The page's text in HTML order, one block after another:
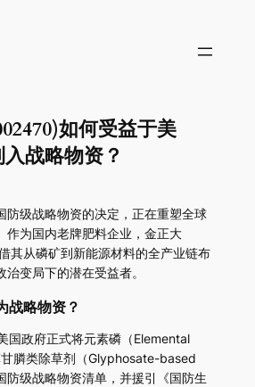
如何受益于美
战略物资？
防级战略物资的决定，正在重塑全球
作为国内老牌肥料企业，金正大
其从磷矿到新能源材料的全产业链布
变局下的潜在受益者。
战略物资？
国政府正式将元素磷（Elemental
膦类除草剂（Glyphosate-based
防级战略物资清单，并援引《国防生